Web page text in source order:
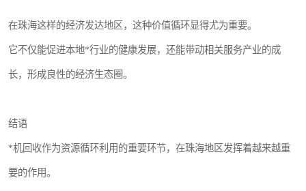
在珠海这样的经济发达地区，这种价值循环显得尤为重要。
它不仅能促进本地*行业的健康发展，还能带动相关服务产业的成
长，形成良性的经济生态圈。
结语
*机回收作为资源循环利用的重要环节，在珠海地区发挥着越来越重
要的作用。